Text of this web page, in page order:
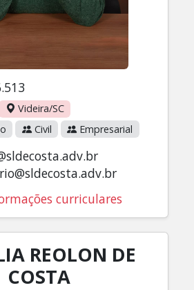
Videira/SC
Civil Empresarial
curriculares
REOLON DE
COSTA